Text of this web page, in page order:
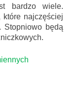
bardzo wiele.
które najczęściej
Stopniowo będą